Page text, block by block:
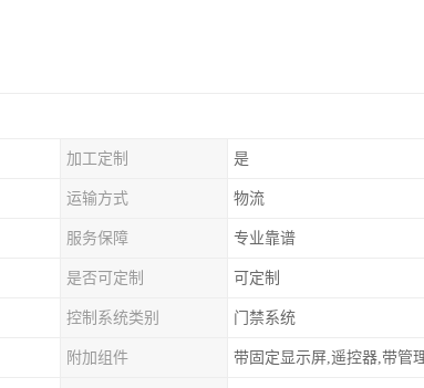
加工定制 是
运输方式 物流
服务保障 专业靠谱
是否可定制 可定制
控制系统类别 门禁系统
附加组件 带固定显示屏,遥控器,带管